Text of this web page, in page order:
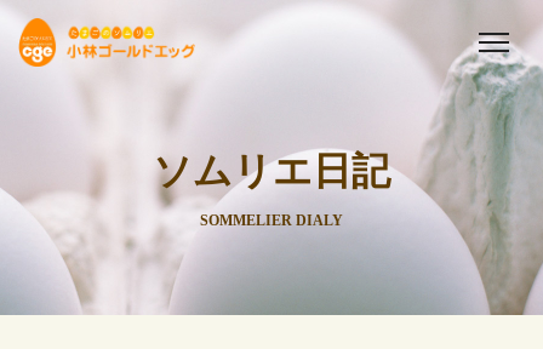
ソムリエ日記
SOMMELIER DIALY